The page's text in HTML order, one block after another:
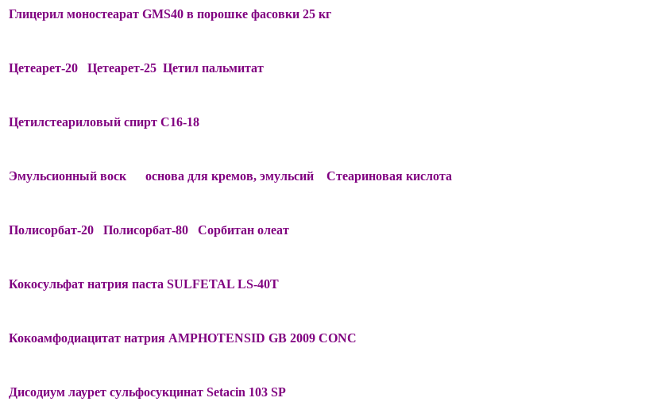
Глицерил моностеарат GMS40 в порошке фасовки 25 кг
Цетеарет-20 Цетеарет-25 Цетил пальмитат
Цетилстеариловый спирт С16-18
Эмульсионный воск основа для кремов, эмульсий Стеариновая кислота
Полисорбат-20 Полисорбат-80 Сорбитан олеат
Кокосульфат натрия паста SULFETAL LS-40T
Кокоамфодиацитат натрия AMPHOTENSID GB 2009 CONC
Дисодиум лаурет сульфосукцинат Setacin 103 SP